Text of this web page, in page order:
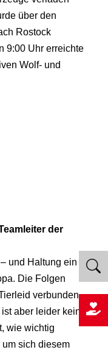
über den
Rostock
9:00 Uhr erreichte
Wolf- und
der
und Haltung ein
Die Folgen
verbunden.
aber leider kein
wie wichtig
sich diesem